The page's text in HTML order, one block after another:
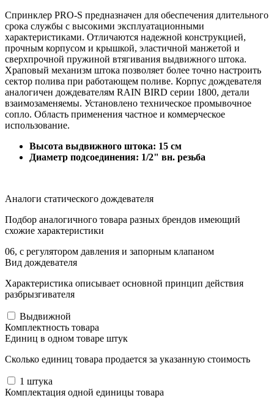
Спринклер PRO-S предназначен для обеспечения длительного
срока службы с высокими эксплуатационными
характеристиками. Отличаются надежной конструкцией,
прочным корпусом и крышкой, эластичной манжетой и
сверхпрочной пружиной втягивания выдвижного штока.
Храповый механизм штока позволяет более точно настроить
сектор полива при работающем поливе. Корпус дождевателя
аналогичен дождевателям RAIN BIRD серии 1800, детали
взаимозаменяемы. Установлено техническое промывочное
сопло. Область применения частное и коммерческое
использование.
Высота выдвижного штока: 15 см
Диаметр подсоединения: 1/2" вн. резьба
Аналоги статического дождевателя
Подбор аналогичного товара разных брендов имеющий
схожие характеристики
06, с регулятором давления и запорным клапаном
Вид дождевателя
Характеристика описывает основной принцип действия
разбрызгивателя
Выдвижной
Комплектность товара
Единиц в одном товаре штук
Сколько единиц товара продается за указанную стоимость
1 штука
Комплектация одной единицы товара